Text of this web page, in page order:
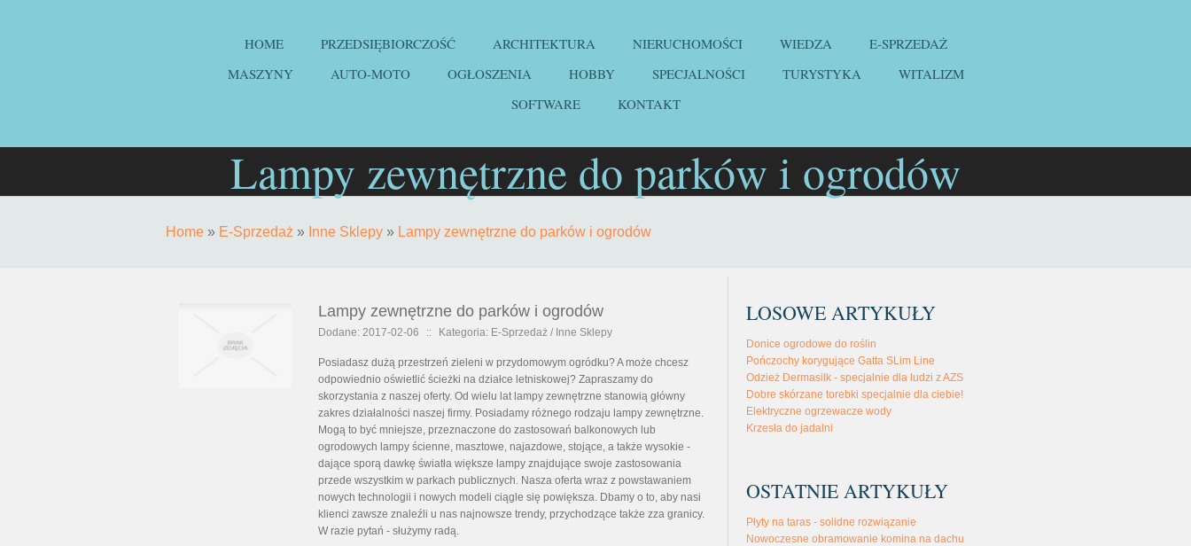
HOME PRZEDSIĘBIORCZOŚĆ ARCHITEKTURA NIERUCHOMOŚCI WIEDZA
E-SPRZEDAŻ
MASZYNY
AUTO-MOTO OGŁOSZENIA HOBBY SPECJALNOŚCI TURYSTYKA
WITALIZM
SOFTWARE
KONTAKT
Lampy zewnętrzne do parków i ogrodów
Home » E-Sprzedaż » Inne Sklepy » Lampy zewnętrzne do parków i ogrodów
Lampy zewnętrzne do parków i ogrodów
Dodane: 2017-02-06 :: Kategoria: E-Sprzedaż / Inne Sklepy
Posiadasz dużą przestrzeń zieleni w przydomowym ogródku? A może chcesz
odpowiednio oświetlić ścieżki na działce letniskowej? Zapraszamy do
skorzystania z naszej oferty. Od wielu lat lampy zewnętrzne stanowią główny
zakres działalności naszej firmy. Posiadamy różnego rodzaju lampy zewnętrzne.
Mogą to być mniejsze, przeznaczone do zastosowań balkonowych lub
ogrodowych lampy ścienne, masztowe, najazdowe, stojące, a także wysokie -
dające sporą dawkę światła większe lampy znajdujące swoje zastosowania
przede wszystkim w parkach publicznych. Nasza oferta wraz z powstawaniem
nowych technologii i nowych modeli ciągle się powiększa. Dbamy o to, aby nasi
klienci zawsze znaleźli u nas najnowsze trendy, przychodzące także zza granicy.
W razie pytań - służymy radą.
LOSOWE ARTYKUŁY
Donice ogrodowe do roślin
Pończochy korygujące Gatta SLim Line
Odzież Dermasilk - specjalnie dla ludzi z AZS
Dobre skórzane torebki specjalnie dla ciebie!
Elektryczne ogrzewacze wody
Krzesła do jadalni
OSTATNIE ARTYKUŁY
Płyty na taras - solidne rozwiązanie
Nowoczesne obramowanie komina na dachu